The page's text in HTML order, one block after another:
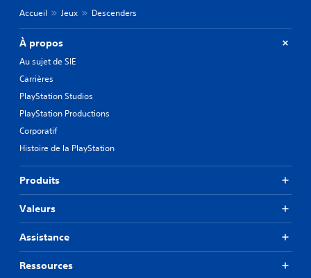
Accueil Jeux Descenders
À propos
Au sujet de SIE
Carrières
PlayStation Studios
PlayStation Productions
Corporatif
Histoire de la PlayStation
Produits
Valeurs
Assistance
Ressources